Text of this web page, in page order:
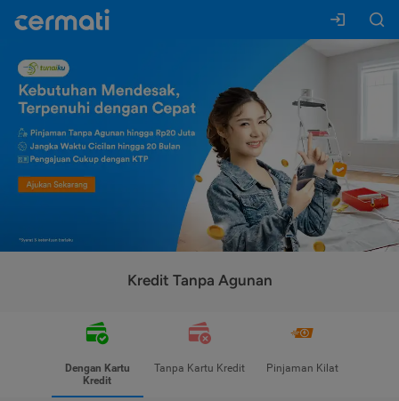
Kredit Tanpa Agunan
Dengan Kartu
Kredit
Tanpa Kartu Kredit Pinjaman Kilat